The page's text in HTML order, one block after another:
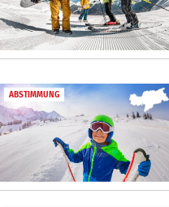
ABSTIMMUNG